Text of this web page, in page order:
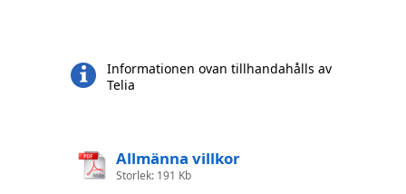
Informationen ovan tillhandahålls av
Telia
Allmänna villkor
Storlek: 191 Kb